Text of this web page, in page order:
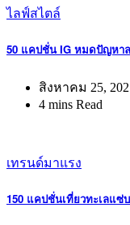
ไลฟ์สไตล์
50 แคปชั่น IG หมดปัญหา
สิงหาคม 25,
4 mins Read
เทรนด์มาแรง
150 แคปชั่นเที่ยวทะเลแซ่